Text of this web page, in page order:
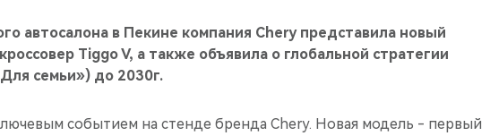
автосалона в Пекине компания Chery представила новый
Tiggo V, а также объявила о глобальной стратегии
семьи») до 2030г.
событием на стенде бренда Chery. Новая модель - первый